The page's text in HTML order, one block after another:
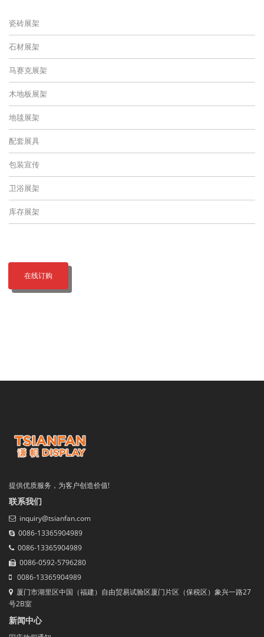
瓷砖展架
石材展架
马赛克展架
木地板展架
地毯展架
配套展具
包装宣传
卫浴展架
库存展架
在线订购
提供优质服务，为客户创造价值!
联系我们
inquiry@tsianfan.com
0086-13365904989
0086-13365904989
0086-0592-5796280
0086-13365904989
厦门市湖里区中国（福建）自由贸易试验区厦门片区（保税区）象兴一路27
号2B室
新闻中心